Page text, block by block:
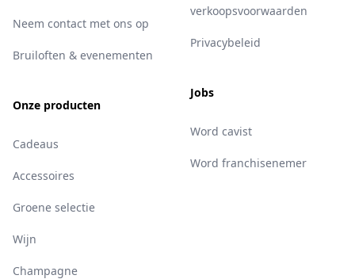
Neem contact met ons op
Bruiloften & evenementen
Onze producten
Cadeaus
Accessoires
Groene selectie
Wijn
Champagne
verkoopsvoorwaarden
Privacybeleid
Jobs
Word cavist
Word franchisenemer